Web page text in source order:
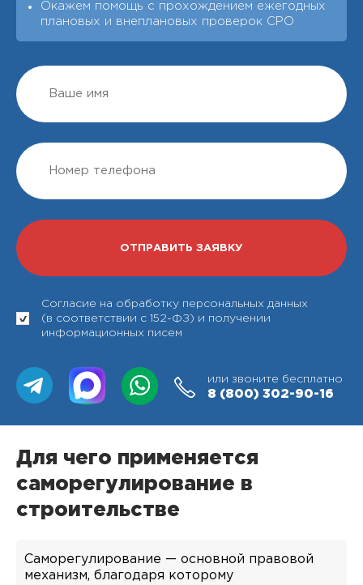
Окажем помощь с прохождением ежегодных
плановых и внеплановых проверок СРО
Согласие на обработку персональных данных
(в соответствии с 152-ФЗ) и получении
информационных писем
или звоните бесплатно
8 (800) 302-90-16
Для чего применяется
саморегулирование в
строительстве
Саморегулирование — основной правовой
механизм, благодаря которому